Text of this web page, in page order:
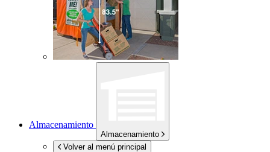
Almacenamiento
Almacenamiento
Volver al menú principal